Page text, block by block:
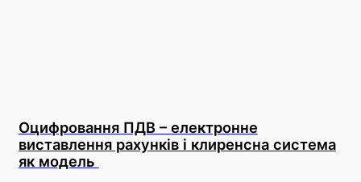
Оцифровання ПДВ – електронне
виставлення рахунків і клиренсна система
як модель